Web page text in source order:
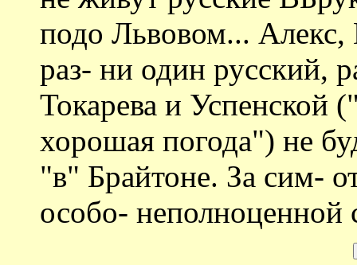
подо Львовом... Алекс,
раз- ни один русский,
Токарева и
хорошая погода") не
"в" Брайтоне. За сим-
особо- неполноценной